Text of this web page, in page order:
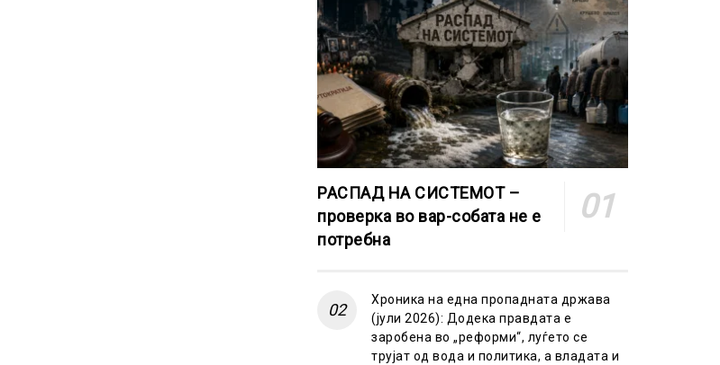
РАСПАД НА СИСТЕМОТ –
проверка во вар-собата не е
потребна
Хроника на една пропадната држава
(јули 2026): Додека правдата е
заробена во „реформи“, луѓето се
трујат од вода и политика, а владата и